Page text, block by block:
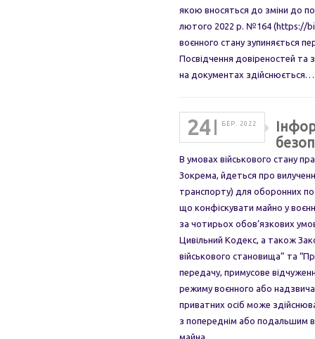
якою вносяться до зміни до
лютого 2022 р. №164 (https://
воєнного стану зупиняється
Посвідчення довіреностей та
на документах здійснюється…
24 БЕР. 2022
В умовах військового стану
Зокрема, йдеться про
транспорту) для оборонних
що конфіскувати майно у
за чотирьох обов’язкових
Цивільний Кодекс, а також
військового становища” та
передачу, примусове
режиму воєнного або
приватних осіб може
з попереднім або подальшим